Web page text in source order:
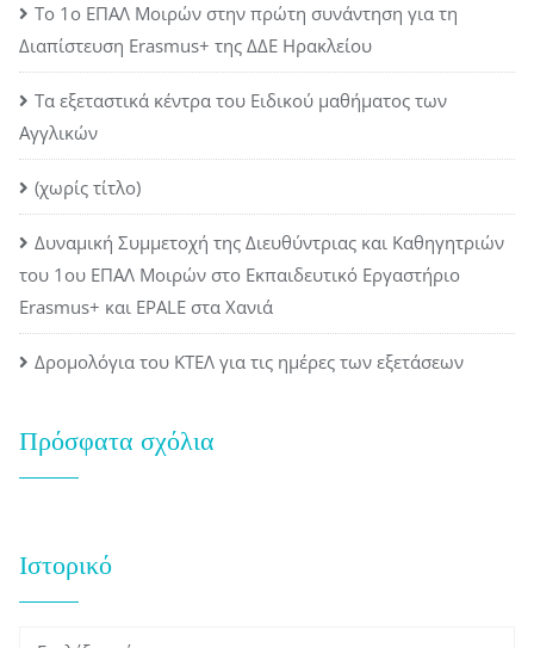
Το 1ο ΕΠΑΛ Μοιρών στην πρώτη συνάντηση για τη
Διαπίστευση Erasmus+ της ΔΔΕ Ηρακλείου
Τα εξεταστικά κέντρα του Ειδικού μαθήματος των
Αγγλικών
(χωρίς τίτλο)
Δυναμική Συμμετοχή της Διευθύντριας και Καθηγητριών
του 1ου ΕΠΑΛ Μοιρών στο Εκπαιδευτικό Εργαστήριο
Erasmus+ και EPALE στα Χανιά
Δρομολόγια του ΚΤΕΛ για τις ημέρες των εξετάσεων
Πρόσφατα σχόλια
Ιστορικό
Ιστορικό